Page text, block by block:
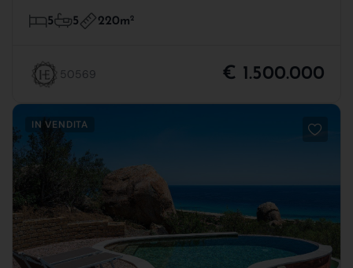
5 5 220m2
50569 € 1.500.000
IN VENDITA